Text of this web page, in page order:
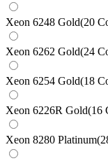
Xeon 6248 Gold(20
Xeon 6262 Gold(24
Xeon 6254 Gold(18
Xeon 6226R Gold(16
Xeon 8280